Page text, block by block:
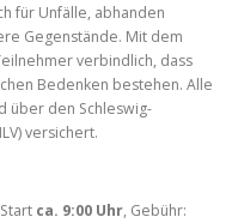
für Unfälle, abhanden
Gegenstände. Mit dem
verbindlich, dass
Bedenken bestehen. Alle
über den Schleswig-
versichert.
Start ca. 9:00 Uhr, Gebühr: